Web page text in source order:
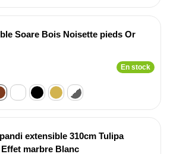
Soare Bois Noisette pieds Or
En stock
extensible 310cm Tulipa
marbre Blanc